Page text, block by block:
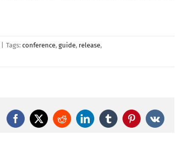
Tags: conference, guide, release,
Facebook
X RedditLinkedInTumblrPinterest
Vk